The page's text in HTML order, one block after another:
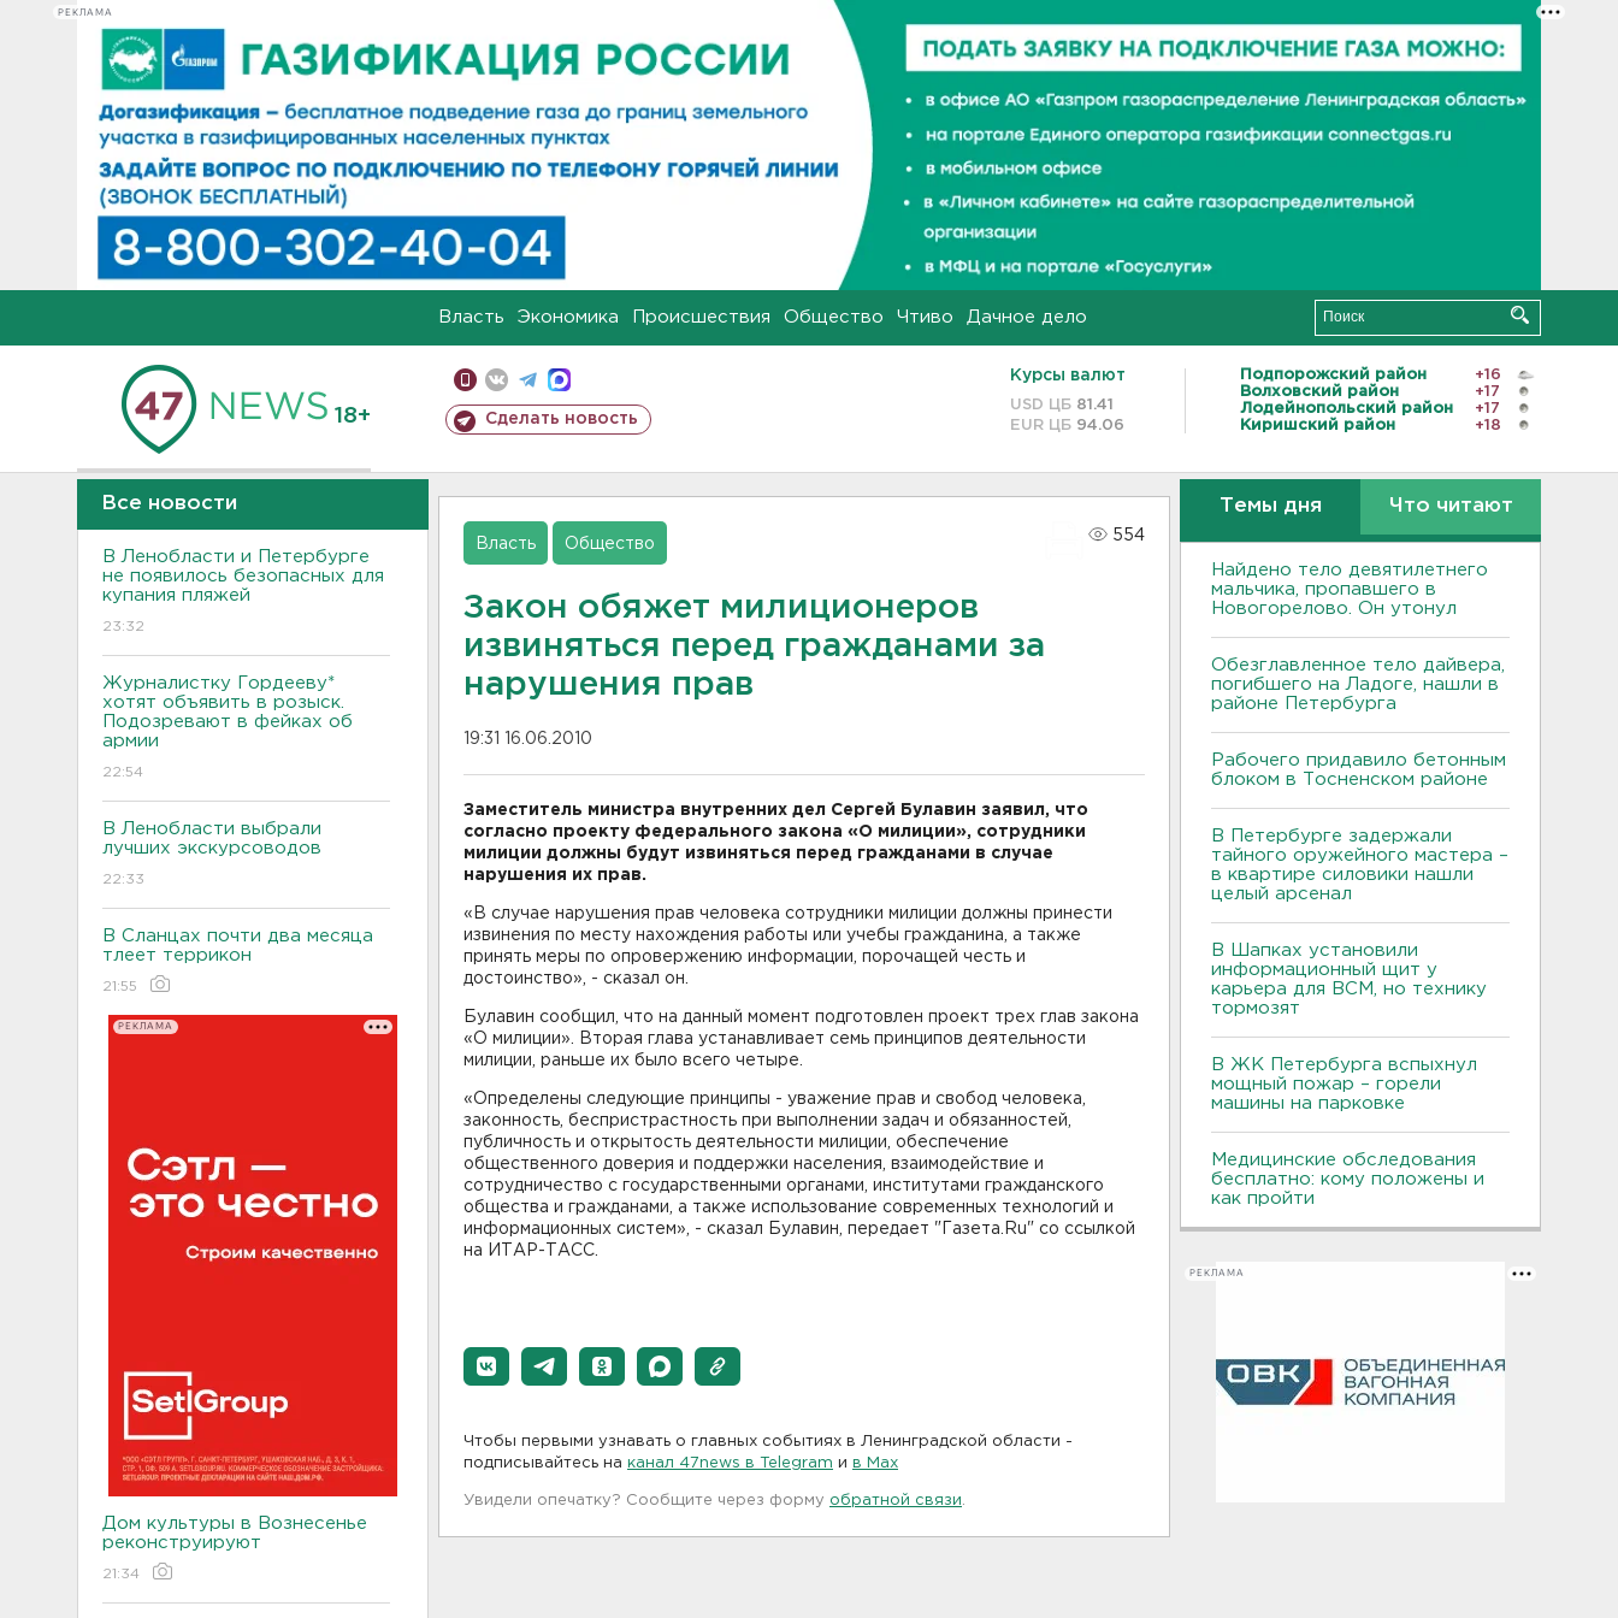
РЕКЛАМА
Власть Экономика Происшествия Общество Чтиво Дачное дело
18+ Сделать новость
Курсы валют
USD ЦБ 81.41
EUR ЦБ 94.06
Подпорожский район
+16
Волховский район
+17
Лодейнопольский район
+17
Киришский район
+18
Все новости
В Ленобласти и Петербурге
не появилось безопасных для
купания пляжей
23:32
Журналистку Гордееву*
хотят объявить в розыск.
Подозревают в фейках об
армии
22:54
В Ленобласти выбрали
лучших экскурсоводов
22:33
В Сланцах почти два месяца
тлеет террикон
21:55
РЕКЛАМА
Дом культуры в Вознесенье
реконструируют
21:34
Власть Общество
554
Закон обяжет милиционеров
извиняться перед гражданами за
нарушения прав
19:31 16.06.2010
Заместитель министра внутренних дел Сергей Булавин заявил, что
согласно проекту федерального закона «О милиции», сотрудники
милиции должны будут извиняться перед гражданами в случае
нарушения их прав.
«В случае нарушения прав человека сотрудники милиции должны принести
извинения по месту нахождения работы или учебы гражданина, а также
принять меры по опровержению информации, порочащей честь и
достоинство», - сказал он.
Булавин сообщил, что на данный момент подготовлен проект трех глав закона
«О милиции». Вторая глава устанавливает семь принципов деятельности
милиции, раньше их было всего четыре.
«Определены следующие принципы - уважение прав и свобод человека,
законность, беспристрастность при выполнении задач и обязанностей,
публичность и открытость деятельности милиции, обеспечение
общественного доверия и поддержки населения, взаимодействие и
сотрудничество с государственными органами, институтами гражданского
общества и гражданами, а также использование современных технологий и
информационных систем», - сказал Булавин, передает "Газета.Ru" со ссылкой
на ИТАР-ТАСС.
Чтобы первыми узнавать о главных событиях в Ленинградской области -
подписывайтесь на канал 47news в Telegram и в Maх
Увидели опечатку? Сообщите через форму обратной связи
Темы дня Что читают
Найдено тело девятилетнего
мальчика, пропавшего в
Новогорелово. Он утонул
Обезглавленное тело дайвера,
погибшего на Ладоге, нашли в
районе Петербурга
Рабочего придавило бетонным
блоком в Тосненском районе
В Петербурге задержали
тайного оружейного мастера –
в квартире силовики нашли
целый арсенал
В Шапках установили
информационный щит у
карьера для ВСМ, но технику
тормозят
В ЖК Петербурга вспыхнул
мощный пожар – горели
машины на парковке
Медицинские обследования
бесплатно: кому положены и
как пройти
РЕКЛАМА